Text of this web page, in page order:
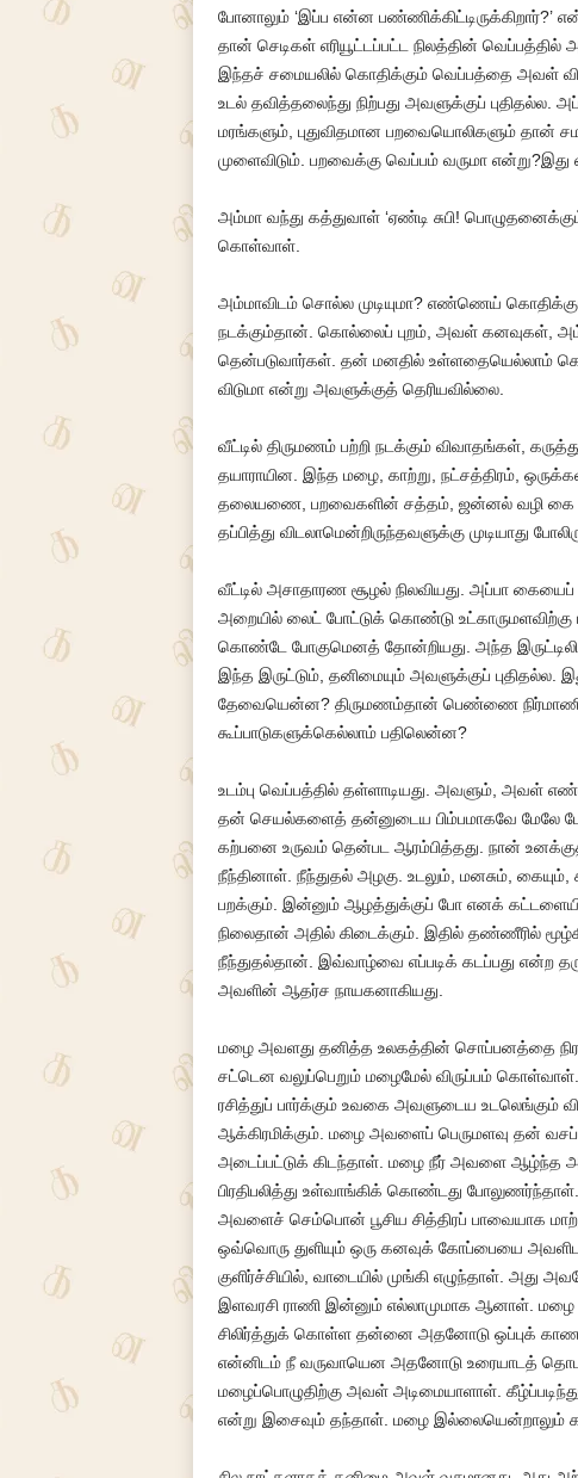
போனாலும் ‘இப்ப என்ன பண்ணிக்கிட்டிருக்கிறார்?’
தான் செடிகள் எரியூட்டப்பட்ட நிலத்தின்
இந்தச் சமையலில் கொதிக்கும் வெப்பத்தை அவள்
உடல் தவித்தலைந்து நிற்பது அவளுக்குப்
மரங்களும், புதுவிதமான பறவையொலிகளும் தான்
முளைவிடும். பறவைக்கு வெப்பம் வருமா
அம்மா வந்து கத்துவாள் ‘ஏண்டி சுபி!
கொள்வாள்.
அம்மாவிடம் சொல்ல முடியுமா? எண்ணெய்
நடக்கும்தான். கொல்லைப் புறம், அவள் கனவுகள்,
தென்படுவார்கள். தன் மனதில் உள்ளதையெல்லாம்
விடுமா என்று அவளுக்குத் தெரியவில்லை.
வீட்டில் திருமணம் பற்றி நடக்கும் விவாதங்கள்,
தயாராயின. இந்த மழை, காற்று, நட்சத்திரம்,
தலையணை, பறவைகளின் சத்தம், ஜன்னல் வழி கை
தப்பித்து விடலாமென்றிருந்தவளுக்கு முடியாது
வீட்டில் அசாதாரண சூழல் நிலவியது. அப்பா கையைப்
அறையில் லைட் போட்டுக் கொண்டு
கொண்டே போகுமெனத் தோன்றியது. அந்த
இந்த இருட்டும், தனிமையும் அவளுக்குப் புதிதல்ல.
தேவையென்ன? திருமணம்தான் பெண்ணை
கூப்பாடுகளுக்கெல்லாம் பதிலென்ன?
உடம்பு வெப்பத்தில் தள்ளாடியது. அவளும், அவள்
தன் செயல்களைத் தன்னுடைய பிம்பமாகவே மேலே
கற்பனை உருவம் தென்பட ஆரம்பித்தது. நான்
நீந்தினாள். நீந்துதல் அழகு. உடலும், மனசும், கையும்,
பறக்கும். இன்னும் ஆழத்துக்குப் போ எனக்
நிலைதான் அதில் கிடைக்கும். இதில் தண்ணீரில்
நீந்துதல்தான். இவ்வாழ்வை எப்படிக் கடப்பது என்ற
அவளின் ஆதர்ச நாயகனாகியது.
மழை அவளது தனித்த உலகத்தின் சொப்பனத்தை
சட்டென வலுப்பெறும் மழைமேல் விருப்பம்
ரசித்துப் பார்க்கும் உவகை அவளுடைய உடலெங்கும்
ஆக்கிரமிக்கும். மழை அவளைப் பெருமளவு தன்
அடைப்பட்டுக் கிடந்தாள். மழை நீர் அவளை ஆழ்ந்த
பிரதிபலித்து உள்வாங்கிக் கொண்டது
அவளைச் செம்பொன் பூசிய சித்திரப் பாவையாக
ஒவ்வொரு துளியும் ஒரு கனவுக் கோப்பையை அவளிடம்
குளிர்ச்சியில், வாடையில் முங்கி எழுந்தாள்.
இளவரசி ராணி இன்னும் எல்லாமுமாக ஆனாள். மழை
சிலிர்த்துக் கொள்ள தன்னை அதனோடு ஒப்புக் காண
என்னிடம் நீ வருவாயென அதனோடு உரையாடத்
மழைப்பொழுதிற்கு அவள் அடிமையாளாள்.
என்று இசைவும் தந்தாள். மழை இல்லையென்றாலும்